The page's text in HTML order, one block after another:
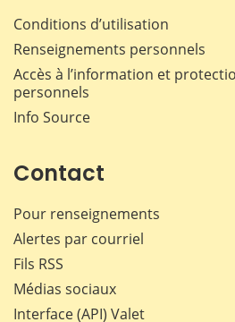
Conditions d’utilisation
Renseignements personnels
Accès à l’information et
personnels
Info Source
Contact
Pour renseignements
Alertes par courriel
Fils RSS
Médias sociaux
Interface (API) Valet